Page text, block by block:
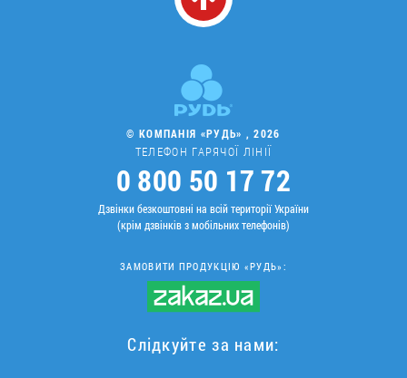
© КОМПАНІЯ «РУДЬ» , 2026
ТЕЛЕФОН ГАРЯЧОЇ ЛІНІЇ
0 800 50 17 72
Дзвінки безкоштовні на всій території України
(крім дзвінків з мобільних телефонів)
ЗАМОВИТИ ПРОДУКЦІЮ «РУДЬ»:
Слідкуйте за нами: